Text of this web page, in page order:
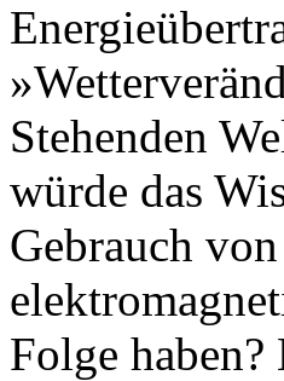
Stehenden
würde das
Gebrauch
Folge